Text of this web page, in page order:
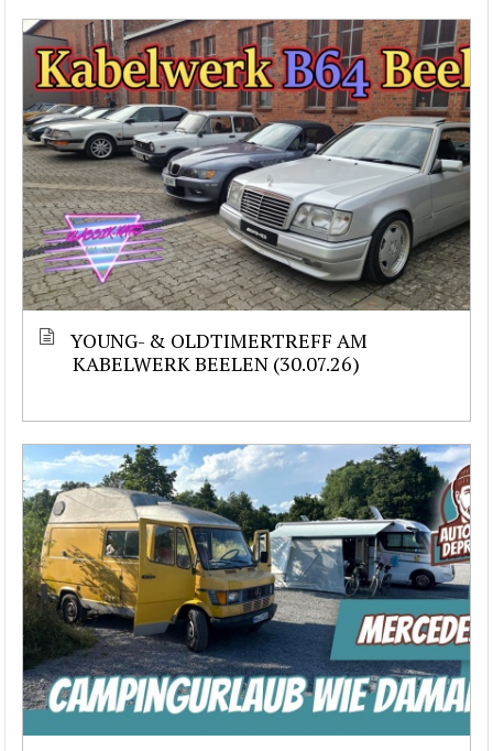
YOUNG- & OLDTIMERTREFF AM
KABELWERK BEELEN (30.07.26)